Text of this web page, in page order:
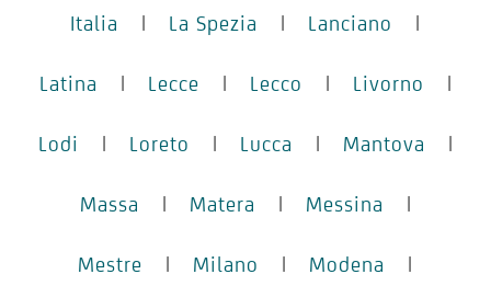
Italia | La Spezia | Lanciano |
Latina | Lecce | Lecco | Livorno |
Lodi | Loreto | Lucca | Mantova |
Massa | Matera | Messina |
Mestre | Milano | Modena |